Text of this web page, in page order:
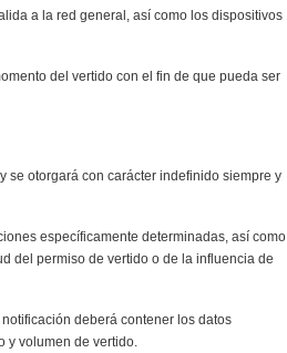
a la red general, así como los dispositivos
del vertido con el fin de que pueda ser
se otorgará con carácter indefinido siempre y
específicamente determinadas, así como
del permiso de vertido o de la influencia de
deberá contener los datos
y volumen de vertido.